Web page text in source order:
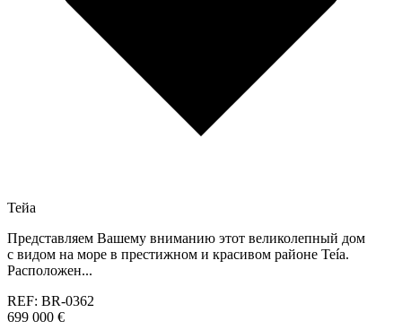
Тейа
Представляем Вашему вниманию этот великолепный дом
с видом на море в престижном и красивом районе Teía.
Расположен...
REF: BR-0362
699 000 €